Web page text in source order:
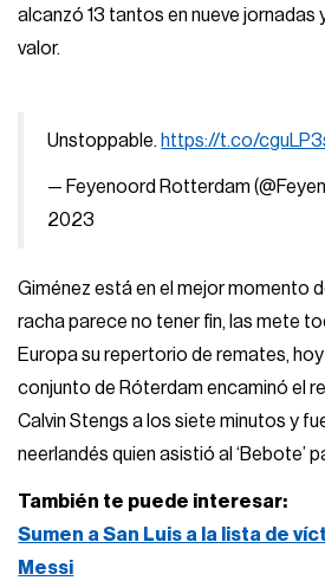
alcanzó 13 tantos en nueve jornadas
valor.
Unstoppable. https://t.co/
— Feyenoord Rotterdam
2023
Giménez está en el mejor momento
racha parece no tener fin, las mete
Europa su repertorio de remates,
conjunto de Róterdam encaminó el
Calvin Stengs a los siete minutos y
neerlandés quien asistió al ‘Bebote’
También te puede interesar:
Sumen a San Luis a la lista de
Messi